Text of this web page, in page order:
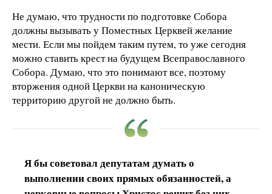
Не думаю, что трудности по подготовке Собора
должны вызывать у Поместных Церквей желание
мести. Если мы пойдем таким путем, то уже сегодня
можно ставить крест на будущем Всеправославного
Собора. Думаю, что это понимают все, поэтому
вторжения одной Церкви на каноническую
территорию другой не должно быть.
Я бы советовал депутатам думать о
выполнении своих прямых обязанностей, а